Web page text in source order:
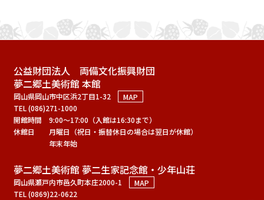
公益財団法人 両備文化振興財団
夢二郷土美術館 本館
岡山県岡山市中区浜2丁目1-32
MAP
TEL (086)271-1000
開館時間
9:00～17:00（入館は16:30まで）
休館日
月曜日（祝日・振替休日の場合は翌日が休館）
年末年始
夢二郷土美術館 夢二生家記念館・少年山荘
岡山県瀬戸内市邑久町本庄2000-1
MAP
TEL (0869)22-0622